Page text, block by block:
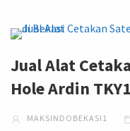
Jual Alat
Hole Ardin
MAKSINDOBEKASI1